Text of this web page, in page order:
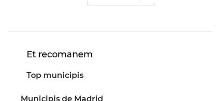
Et recomanem
Top municipis
Municipis de Madrid